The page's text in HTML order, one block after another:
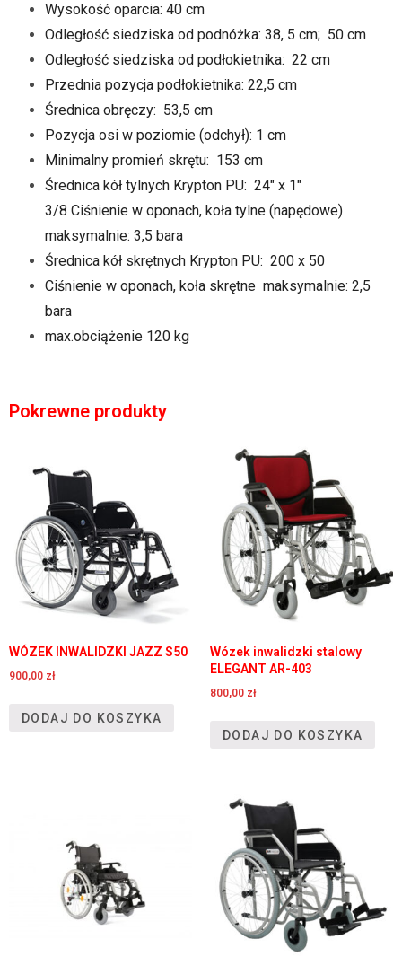
Wysokość oparcia: 40 cm
Odległość siedziska od podnóżka: 38, 5 cm; 50 cm
Odległość siedziska od podłokietnika: 22 cm
Przednia pozycja podłokietnika: 22,5 cm
Średnica obręczy: 53,5 cm
Pozycja osi w poziomie (odchył): 1 cm
Minimalny promień skrętu: 153 cm
Średnica kół tylnych Krypton PU: 24″ x 1″
3/8 Ciśnienie w oponach, koła tylne (napędowe)
maksymalnie: 3,5 bara
Średnica kół skrętnych Krypton PU: 200 x 50
Ciśnienie w oponach, koła skrętne maksymalnie: 2,5
bara
max.obciążenie 120 kg
Pokrewne produkty
WÓZEK INWALIDZKI JAZZ S50
900,00 zł
DODAJ DO KOSZYKA
Wózek inwalidzki stalowy
ELEGANT AR-403
800,00 zł
DODAJ DO KOSZYKA